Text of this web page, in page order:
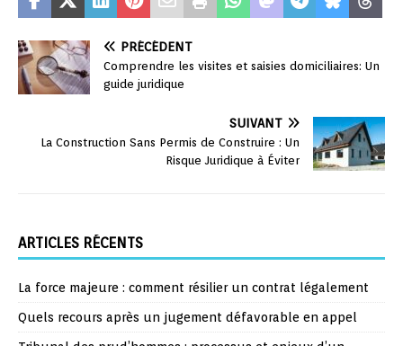
PRÉCÉDENT
Comprendre les visites et saisies domiciliaires: Un
guide juridique
SUIVANT
La Construction Sans Permis de Construire : Un
Risque Juridique à Éviter
ARTICLES RÉCENTS
La force majeure : comment résilier un contrat légalement
Quels recours après un jugement défavorable en appel